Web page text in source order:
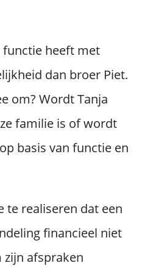
functie heeft met
dan broer Piet.
om? Wordt Tanja
familie is of wordt
basis van functie en
te realiseren dat een
financieel niet
zijn afspraken